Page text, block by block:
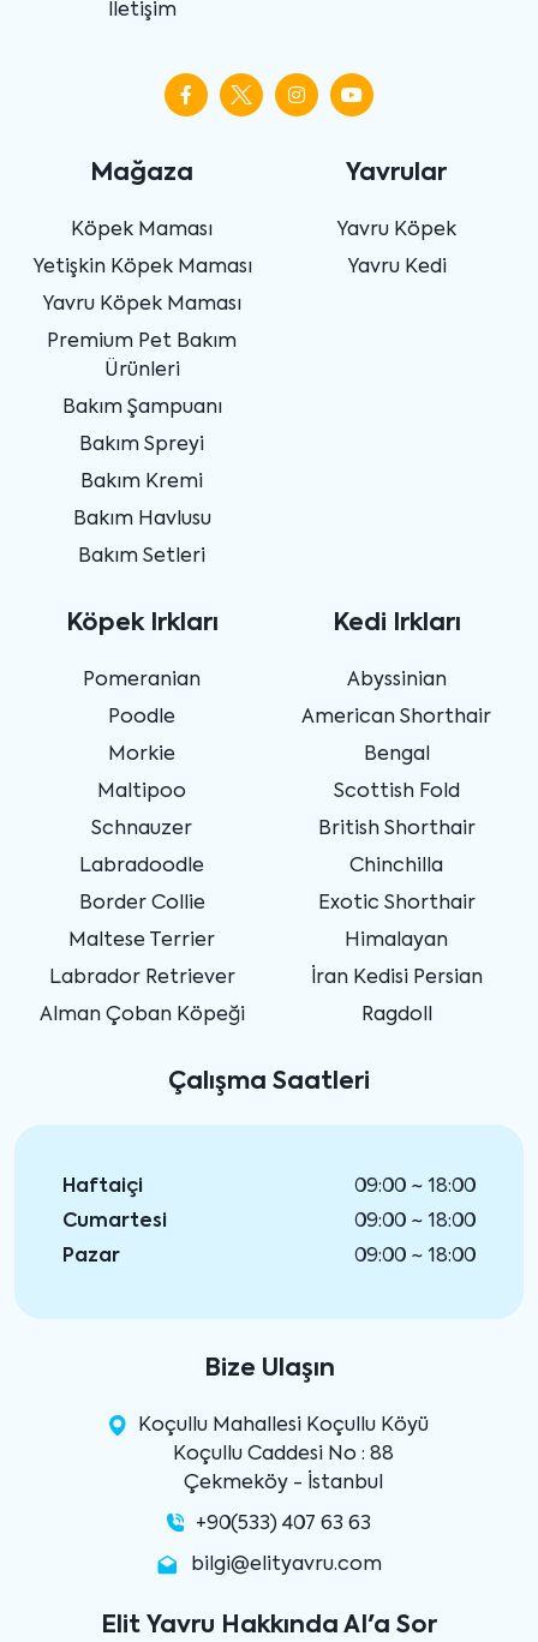
İletişim
Mağaza
Köpek Maması
Yetişkin Köpek Maması
Yavru Köpek Maması
Premium Pet Bakım
Ürünleri
Bakım Şampuanı
Bakım Spreyi
Bakım Kremi
Bakım Havlusu
Bakım Setleri
Yavrular
Yavru Köpek
Yavru Kedi
Köpek Irkları
Pomeranian
Poodle
Morkie
Maltipoo
Schnauzer
Labradoodle
Border Collie
Maltese Terrier
Labrador Retriever
Alman Çoban Köpeği
Kedi Irkları
Abyssinian
American Shorthair
Bengal
Scottish Fold
British Shorthair
Chinchilla
Exotic Shorthair
Himalayan
İran Kedisi Persian
Ragdoll
Çalışma Saatleri
Haftaiçi
09:00 ~ 18:00
Cumartesi
09:00 ~ 18:00
Pazar
09:00 ~ 18:00
Bize Ulaşın
Koçullu Mahallesi Koçullu Köyü
Koçullu Caddesi No : 88
Çekmeköy - İstanbul
+90(533) 407 63 63
bilgi@elityavru.com
Elit Yavru Hakkında AI'a Sor